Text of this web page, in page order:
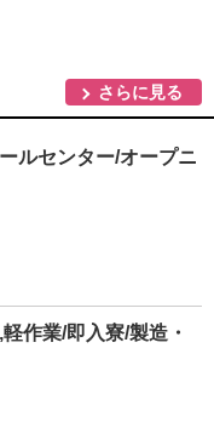
さらに見る
ルセンター/オープニ
作業/即入寮/製造・